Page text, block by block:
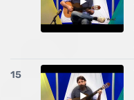
15